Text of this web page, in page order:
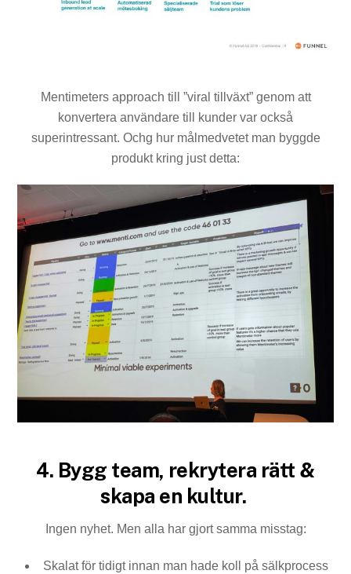
Mentimeters approach till ”viral tillväxt” genom att
konvertera användare till kunder var också
superintressant. Ochg hur målmedvetet man byggde
produkt kring just detta:
4. Bygg team, rekrytera rätt &
skapa en kultur.
Ingen nyhet. Men alla har gjort samma misstag:
Skalat för tidigt innan man hade koll på sälkprocess